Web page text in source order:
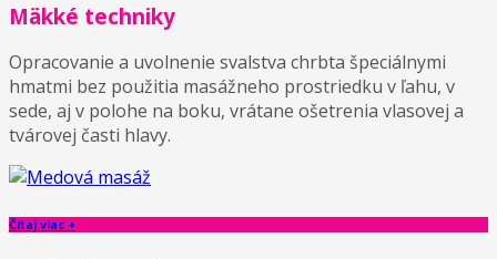
Mäkké techniky
Opracovanie a uvolnenie svalstva chrbta špeciálnymi
hmatmi bez použitia masážneho prostriedku v ľahu, v
sede, aj v polohe na boku, vrátane ošetrenia vlasovej a
tvárovej časti hlavy.
Čítaj viac +